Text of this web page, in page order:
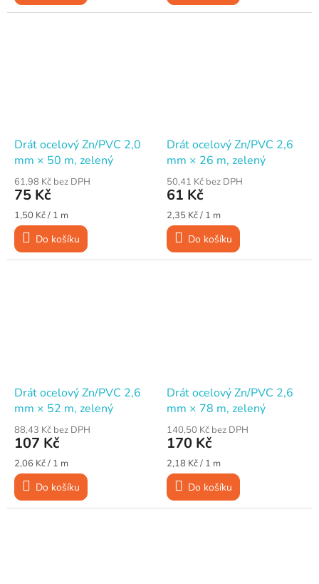
Drát ocelový Zn/PVC 2,0
mm × 50 m, zelený
61,98 Kč bez DPH
75 Kč
Měrná
cena:
1,50 Kč / 1 m
Do košíku
Drát ocelový Zn/PVC 2,6
mm × 26 m, zelený
50,41 Kč bez DPH
61 Kč
Měrná
cena:
2,35 Kč / 1 m
Do košíku
Drát ocelový Zn/PVC 2,6
mm × 52 m, zelený
88,43 Kč bez DPH
107 Kč
Měrná
cena:
2,06 Kč / 1 m
Do košíku
Drát ocelový Zn/PVC 2,6
mm × 78 m, zelený
140,50 Kč bez DPH
170 Kč
Měrná
cena:
2,18 Kč / 1 m
Do košíku